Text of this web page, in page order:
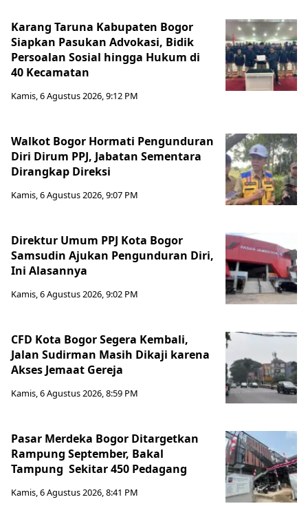
Karang Taruna Kabupaten Bogor
Siapkan Pasukan Advokasi, Bidik
Persoalan Sosial hingga Hukum di
40 Kecamatan
Kamis, 6 Agustus 2026, 9:12 PM
Walkot Bogor Hormati Pengunduran
Diri Dirum PPJ, Jabatan Sementara
Dirangkap Direksi
Kamis, 6 Agustus 2026, 9:07 PM
Direktur Umum PPJ Kota Bogor
Samsudin Ajukan Pengunduran Diri,
Ini Alasannya
Kamis, 6 Agustus 2026, 9:02 PM
CFD Kota Bogor Segera Kembali,
Jalan Sudirman Masih Dikaji karena
Akses Jemaat Gereja
Kamis, 6 Agustus 2026, 8:59 PM
Pasar Merdeka Bogor Ditargetkan
Rampung September, Bakal
Tampung Sekitar 450 Pedagang
Kamis, 6 Agustus 2026, 8:41 PM